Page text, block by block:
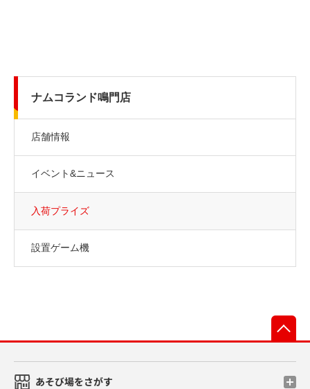
ナムコランド鳴門店
店舗情報
イベント&ニュース
入荷プライズ
設置ゲーム機
あそび場をさがす